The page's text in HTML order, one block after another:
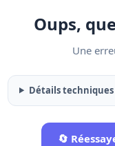
Oups,
Une
Détails techniques
🔄